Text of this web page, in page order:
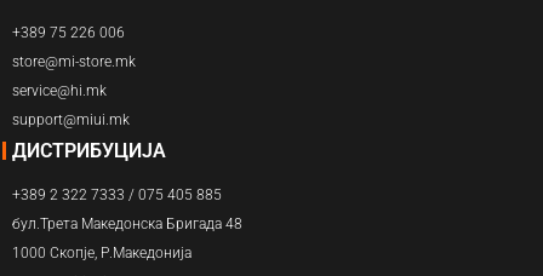
+389 75 226 006
store@mi-store.mk
service@hi.mk
support@miui.mk
ДИСТРИБУЦИЈА
+389 2 322 7333 / 075 405 885
бул.Трета Македонска Бригада 48
1000 Скопје, Р.Македонија